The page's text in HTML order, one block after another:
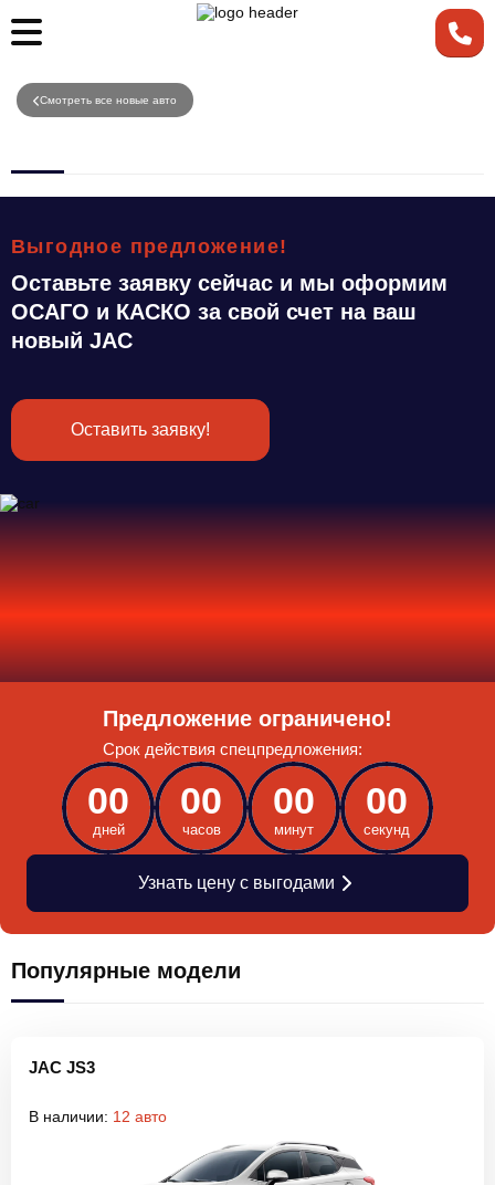
Смотреть все новые авто
Выгодное предложение!
Оставьте заявку сейчас и мы оформим
ОСАГО и КАСКО за свой счет на ваш
новый JAC
Оставить заявку!
Предложение ограничено!
Срок действия спецпредложения:
00
дней
00
часов
00
минут
00
секунд
Узнать цену с выгодами
Популярные модели
JAC JS3
В наличии: 12 авто